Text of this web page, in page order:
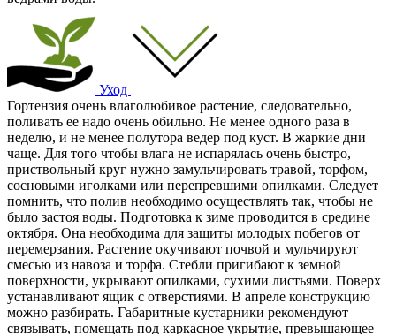
Уход
Гортензия очень влаголюбивое растение, следовательно,
поливать ее надо очень обильно. Не менее одного раза в
неделю, и не менее полутора ведер под куст. В жаркие дни
чаще. Для того чтобы влага не испарялась очень быстро,
приствольный круг нужно замульчировать травой, торфом,
сосновыми иголками или перепревшими опилками. Следует
помнить, что полив необходимо осуществлять так, чтобы не
было застоя воды. Подготовка к зиме проводится в средине
октября. Она необходима для защиты молодых побегов от
перемерзания. Растение окучивают почвой и мульчируют
смесью из навоза и торфа. Стебли пригибают к земной
поверхности, укрывают опилками, сухими листьями. Поверх
устанавливают ящик с отверстиями. В апреле конструкцию
можно разбирать. Габаритные кустарники рекомендуют
связывать, помещать под каркасное укрытие, превышающее